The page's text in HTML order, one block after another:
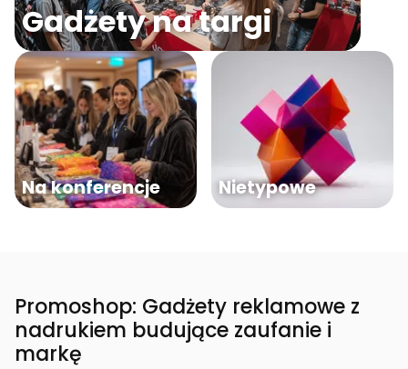
Gadżety na targi
Na konferencje Nietypowe
Promoshop: Gadżety reklamowe z
nadrukiem budujące zaufanie i
markę